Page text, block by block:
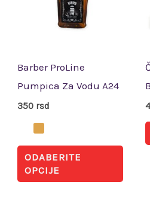
Barber ProLine
Pumpica Za Vodu A24
350 rsd
ODABERITE
OPCIJE